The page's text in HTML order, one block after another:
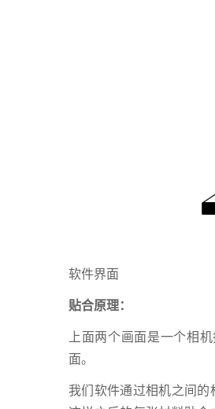
软件界面
贴合原理：
上面两个画面是一个相
面。
我们软件通过相机之间的